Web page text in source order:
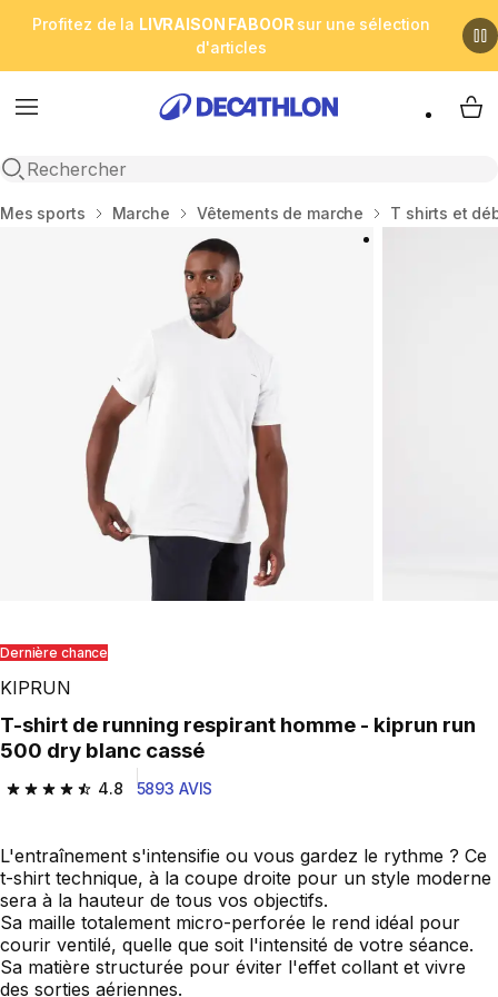
Profitez de la LIVRAISON FABOOR sur une sélection
d'articles
Menu
Open search
My
Accueil
Mes sports Marche Vêtements de marche T shirts et
Dernière chance
KIPRUN
T-shirt de running respirant homme - kiprun run
500 dry blanc cassé
4.8
4.8 out of 5 stars from 5893 reviews
5893 AVIS
L'entraînement s'intensifie ou vous gardez le rythme ? Ce
t-shirt technique, à la coupe droite pour un style moderne
sera à la hauteur de tous vos objectifs.
Sa maille totalement micro-perforée le rend idéal pour
courir ventilé, quelle que soit l'intensité de votre séance.
Sa matière structurée pour éviter l'effet collant et vivre
des sorties aériennes.